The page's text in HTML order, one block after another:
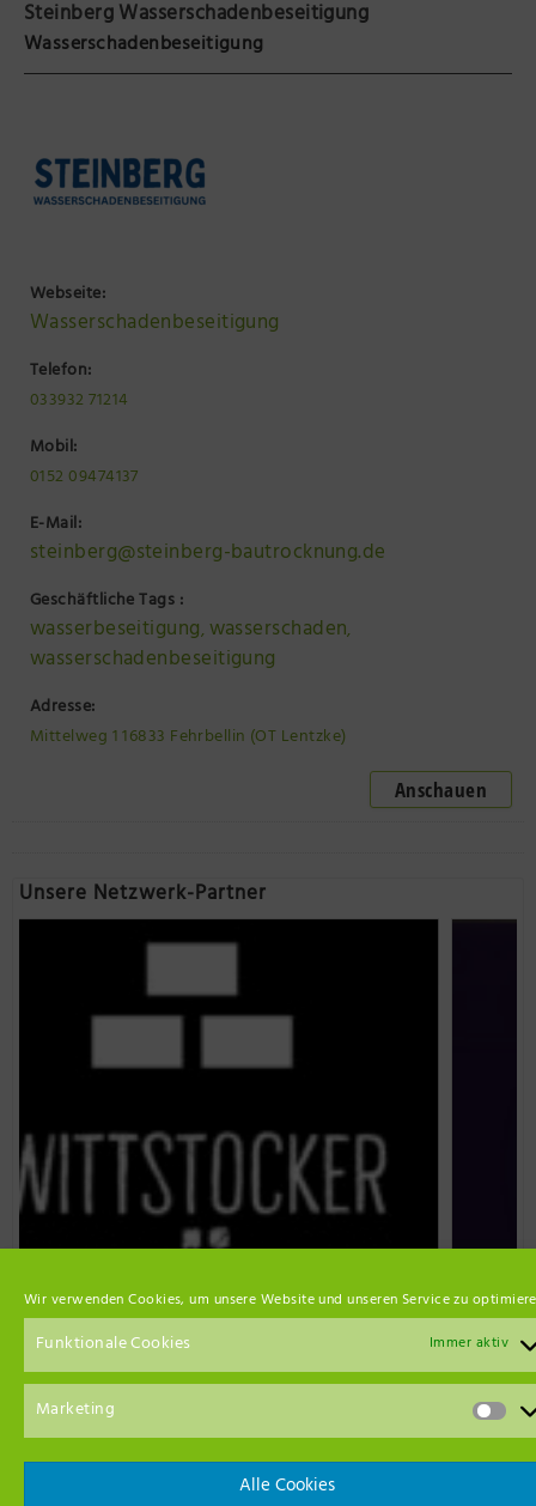
Wir verwenden Cookies, um unsere Website und unseren Service zu
Funktionale Cookies Immer aktiv
Marketing
Alle Cookies
Präsenzstelle Prignitz Standort Neuruppin
Brandenburg-Preußen Museum Wustrau
Wegemuseum Wusterhausen/Dosse
Steinberg Wasserschadenbeseitigung
Wasserschadenbeseitigung
Webseite:
Wasserschadenbeseitigung
Telefon:
033932 71214
Mobil:
0152 09474137
E-Mail:
steinberg@steinberg-bautrocknung.de
Geschäftliche Tags :
wasserbeseitigung,wasserschaden,
wasserschadenbeseitigung
Adresse:
Mittelweg 1 16833 Fehrbellin (OT Lentzke)
Anschauen
Unsere Netzwerk-Partner